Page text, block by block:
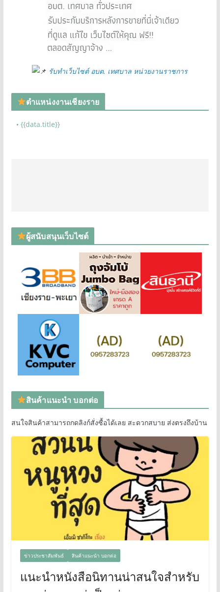
รับทำเว็บไซต์ อบต. เทศบาล หน่วยงานราชการ
ตำแหน่งงานเชียงราย
• {{data.title}}
ผู้สนับสนุนเว็บไซต์
สินค้าแนะนำ บอกต่อ
สนใจสินค้าสามารถกดลิงก์สั่งซื้อได้เลย สะดวกสบาย ส่งตรงถึงบ้าน
ข่าวประชาสัมพันธ์ สินค้าแนะนำ บอกต่อ
แนะนำหนังสือนิทานน่าสนใจสำหรับ